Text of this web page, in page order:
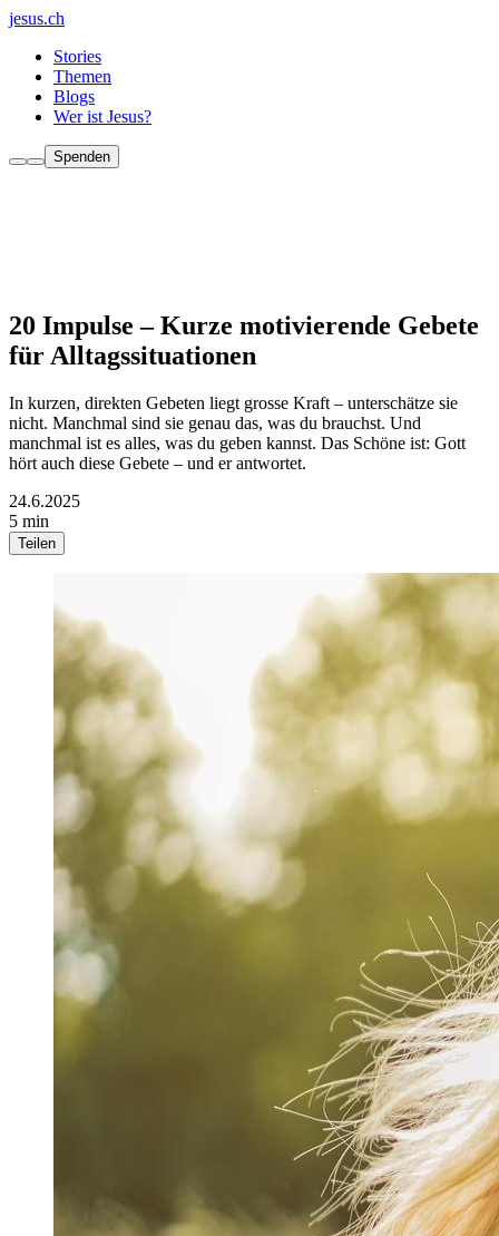
jesus.ch
Stories
Themen
Blogs
Wer ist Jesus?
Spenden
20 Impulse – Kurze motivierende Gebete
für Alltagssituationen
In kurzen, direkten Gebeten liegt grosse Kraft – unterschätze sie
nicht. Manchmal sind sie genau das, was du brauchst. Und
manchmal ist es alles, was du geben kannst. Das Schöne ist: Gott
hört auch diese Gebete – und er antwortet.
24.6.2025
5 min
Teilen